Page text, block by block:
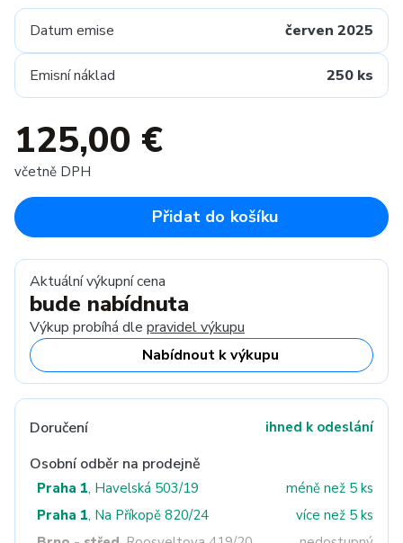
Datum emise červen 2025
Emisní náklad 250 ks
125,00 €
včetně DPH
Přidat do košíku
Aktuální výkupní cena
bude nabídnuta
Výkup probíhá dle pravidel výkupu
Nabídnout k výkupu
Doručení ihned k odeslání
Osobní odběr na prodejně
Praha 1, Havelská 503/19
méně než 5 ks
Praha 1, Na Příkopě 820/24
více než 5 ks